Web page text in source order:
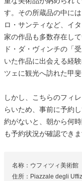
す。その所蔵品の中に
ロ・サンティなど、イ
家の作品も多数存在し
ド・ダ・ヴィンチの「
いた作品に出会える経
ツェに観光へ訪れた甲斐
しかし、こちらのフィ
らいため、事前に予約
約がないと、朝から何
も予約状況が確認できま
名称：ウフィツィ美術館
住所：Piazzale degli